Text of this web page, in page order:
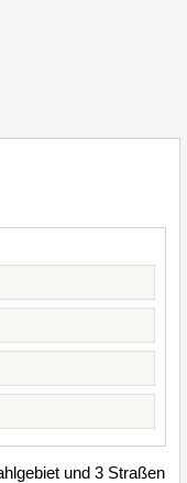
und 3 Straßen